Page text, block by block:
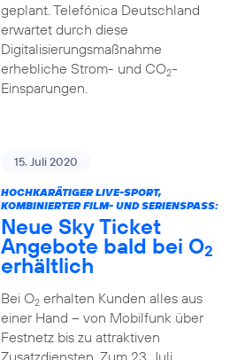
geplant. Telefónica Deutschland
erwartet durch diese
Digitalisierungsmaßnahme
erhebliche Strom- und CO2-
Einsparungen.
15. Juli 2020
HOCHKARÄTIGER LIVE-SPORT,
KOMBINIERTER FILM- UND SERIENSPASS:
Neue Sky Ticket
Angebote bald bei O2
erhältlich
Bei O2erhalten Kunden alles aus
einer Hand – von Mobilfunk über
Festnetz bis zu attraktiven
Zusatzdiensten. Zum 23. Juli